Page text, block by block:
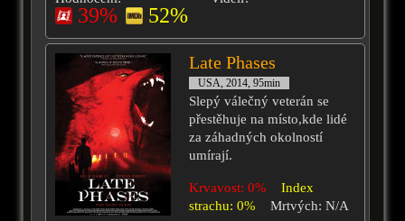
39% 52%
Late Phases
USA, 2014, 95min
Slepý válečný veterán se
přestěhuje na místo,kde lidé
za záhadných okolností
umírají.
Krvavost: 0%
Index
strachu: 0%
Mrtvých: N/A